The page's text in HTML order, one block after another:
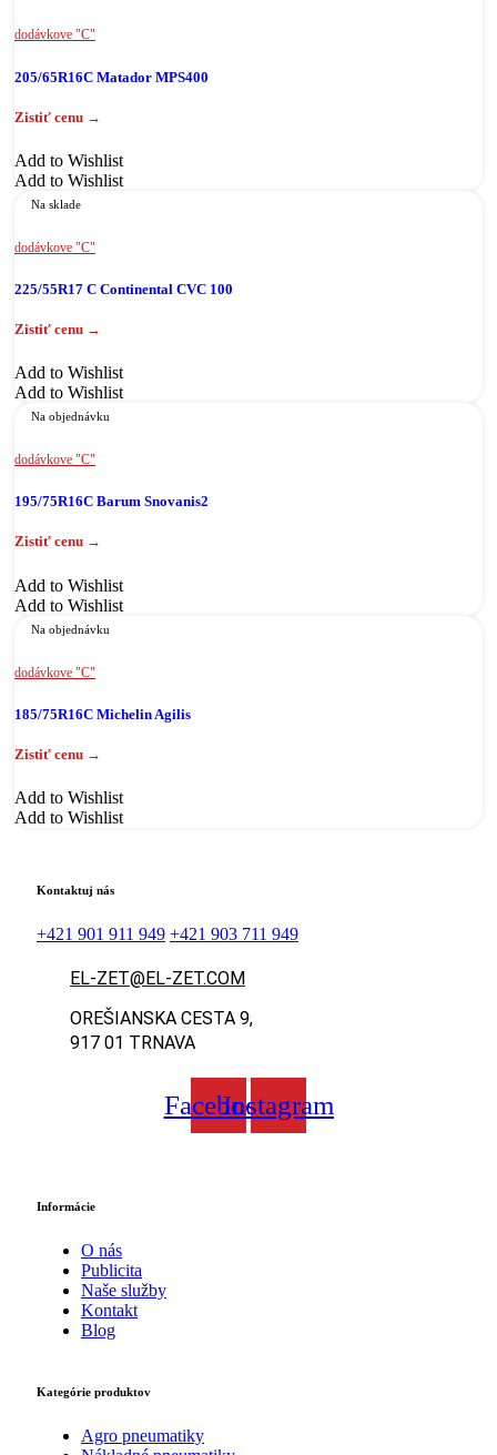
dodávkove "C"
205/65R16C Matador MPS400
Add to Wishlist
Add to Wishlist
Na sklade
dodávkove "C"
225/55R17 C Continental CVC 100
Add to Wishlist
Add to Wishlist
Na objednávku
dodávkove "C"
195/75R16C Barum Snovanis2
Add to Wishlist
Add to Wishlist
Na objednávku
dodávkove "C"
185/75R16C Michelin Agilis
Add to Wishlist
Add to Wishlist
Kontaktuj nás
+421 901 911 949 +421 903 711 949
EL-ZET@EL-ZET.COM
OREŠIANSKA CESTA 9,
917 01 TRNAVA
FacebookInstagram
Informácie
O nás
Publicita
Naše služby
Kontakt
Blog
Kategórie produktov
Agro pneumatiky